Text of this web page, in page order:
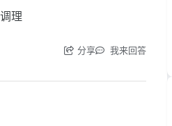
理
分享 我来回答